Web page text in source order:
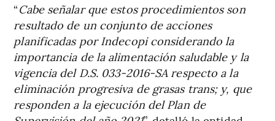
“Cabe señalar que estos procedimientos son
resultado de un conjunto de acciones
planificadas por Indecopi considerando la
importancia de la alimentación saludable y la
vigencia del D.S. 033-2016-SA respecto a la
eliminación progresiva de grasas trans; y, que
responden a la ejecución del Plan de